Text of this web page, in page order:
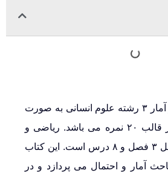
امتحان نهایی ریاضی و آمار ۳ رشته علوم انسانی به صورت
کتبی و از کل کتاب در قالب ۲۰ نمره می باشد. ریاضی و
آمار رشته انسانی شامل ۳ فصل و ۸ درس است. این کتاب
آمار و احتمال می پردازد و در